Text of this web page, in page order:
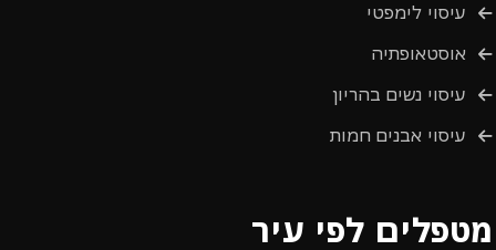
עיסוי לימפטי
אוסטאופתיה
עיסוי נשים בהריון
עיסוי אבנים חמות
מטפלים לפי עיר